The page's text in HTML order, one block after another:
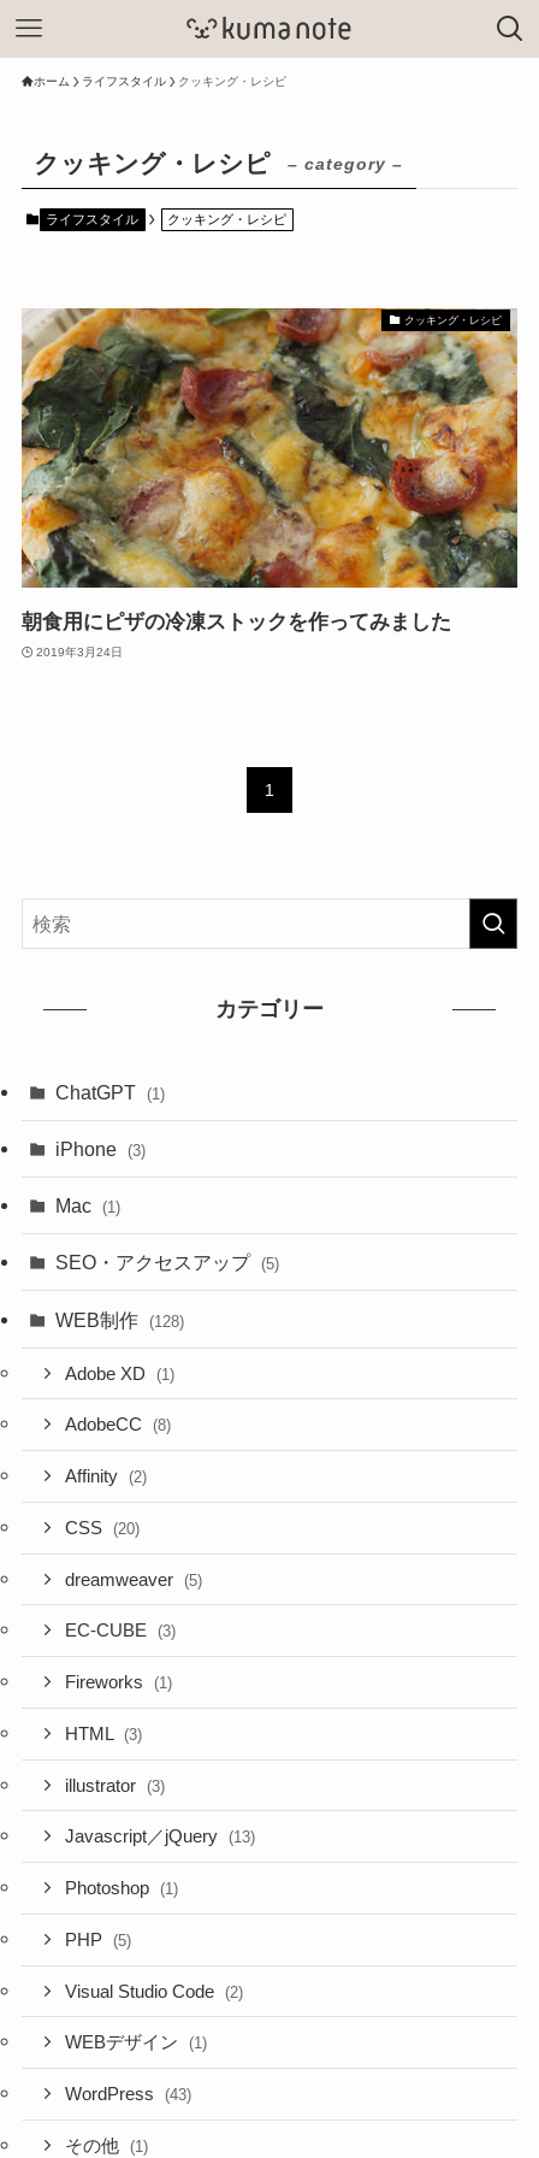
ホーム ライフスタイル クッキング・レシピ
クッキング・レシピ – category –
ライフスタイル クッキング・レシピ
クッキング・レシピ
朝食用にピザの冷凍ストックを作ってみました
2019年3月24日
1
カテゴリー
ChatGPT (1)
iPhone (3)
Mac (1)
SEO・アクセスアップ (5)
WEB制作 (128)
Adobe XD (1)
AdobeCC (8)
Affinity (2)
CSS (20)
dreamweaver (5)
EC-CUBE (3)
Fireworks (1)
HTML (3)
illustrator (3)
Javascript／jQuery (13)
Photoshop (1)
PHP (5)
Visual Studio Code (2)
WEBデザイン (1)
WordPress (43)
その他 (1)